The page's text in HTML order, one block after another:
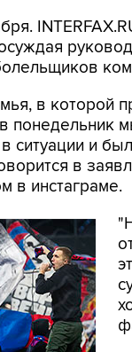
в которой
понедельник
ситуации и
в
в инстаграме.